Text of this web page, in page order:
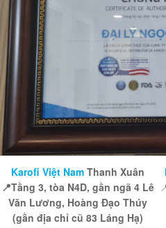
Karofi Việt Nam Thanh Xuân
📍Tầng 3, tòa N4D, gần ngã 4 Lê
Văn Lương, Hoàng Đạo Thúy
(gần địa chỉ cũ 83 Láng Hạ)